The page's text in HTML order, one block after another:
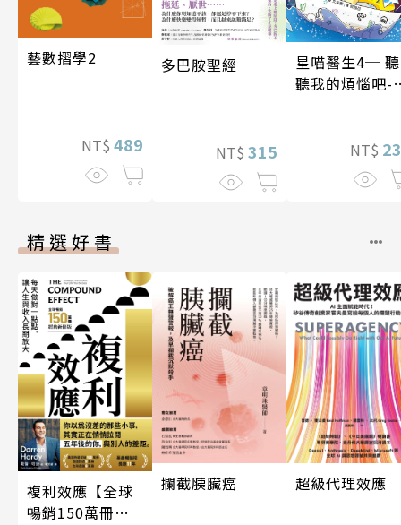
藝數摺學2
NT$ 489
多巴胺聖經
NT$ 315
星喵醫生4─ 聽
聽我的煩惱吧-
NT$
精選好書
複利效應【全球
暢銷150萬冊・
攔截胰臟癌 超級代理效應